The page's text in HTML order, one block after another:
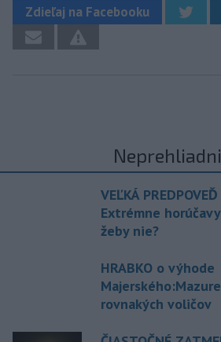
Zdieľaj na Facebooku
VEĽKÁ
Extrémne
žeby nie?
HRABKO o výhode
rovnakých voličov